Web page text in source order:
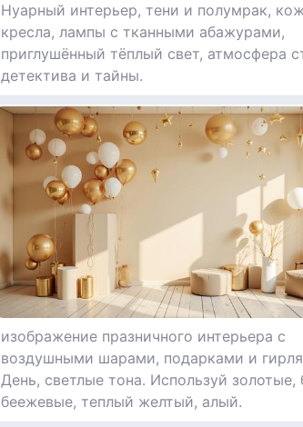
Нуарный интерьер, тени и полумрак,
кресла, лампы с тканными абажурами,
приглушённый тёплый свет, атмосфера
детектива и тайны.
изображение празничного интерьера с
воздушными шарами, подарками и
День, светлые тона. Используй золотые,
беежевые, теплый желтый, алый.